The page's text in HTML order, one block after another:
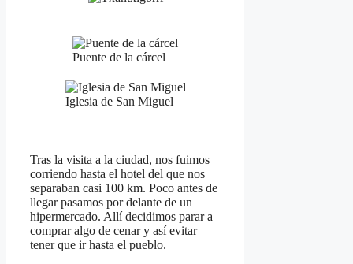
Puente de la cárcel
Iglesia de San Miguel
Tras la visita a la ciudad, nos fuimos
corriendo hasta el hotel del que nos
separaban casi 100 km. Poco antes de
llegar pasamos por delante de un
hipermercado. Allí decidimos parar a
comprar algo de cenar y así evitar
tener que ir hasta el pueblo.